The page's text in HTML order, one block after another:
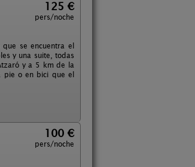
125 €
pers/noche
se encuentra el
y una suite, todas
y a 5 km de la
pie o en bici que el
100 €
pers/noche